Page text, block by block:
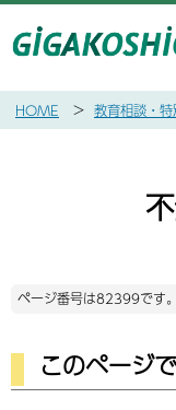
HOME 教育相談・
ページ番号は82399です。
このページ